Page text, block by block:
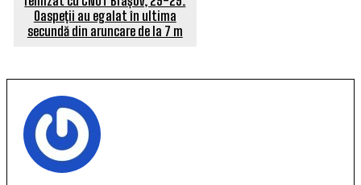
Oaspeții au egalat în ultima
secundă din aruncare de la 7 m